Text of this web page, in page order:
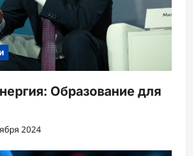
Образование для
2024